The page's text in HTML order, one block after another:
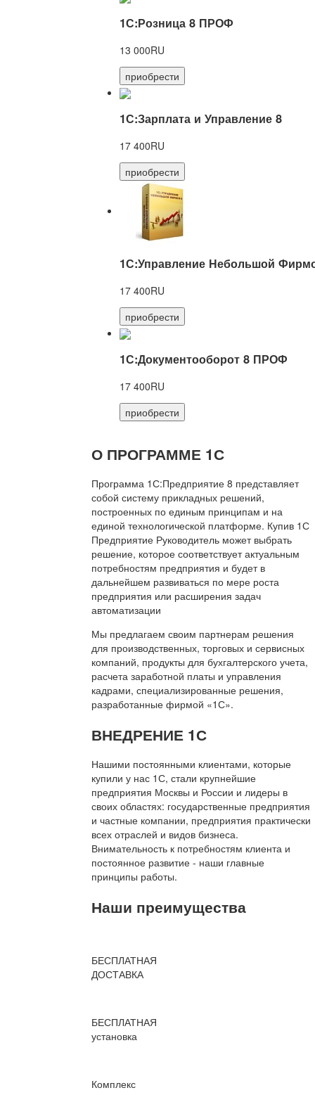
1С:Розница 8 ПРОФ
13 000RU
приобрести
1С:Зарплата и Управление 8
17 400RU
приобрести
1С:Управление Небольшой
17 400RU
приобрести
1С:Документооборот 8 ПРОФ
17 400RU
приобрести
О ПРОГРАММЕ 1С
Программа 1С:Предприятие 8 представляет
собой систему прикладных решений,
построенных по единым принципам и на
единой технологической платформе. Купив 1С
Предприятие Руководитель может выбрать
решение, которое соответствует актуальным
потребностям предприятия и будет в
дальнейшем развиваться по мере роста
предприятия или расширения задач
автоматизации
Мы предлагаем своим партнерам решения
для производственных, торговых и сервисных
компаний, продукты для бухгалтерского учета,
расчета заработной платы и управления
кадрами, специализированные решения,
разработанные фирмой «1С».
ВНЕДРЕНИЕ 1С
Нашими постоянными клиентами, которые
купили у нас 1С, стали крупнейшие
предприятия Москвы и России и лидеры в
своих областях: государственные предприятия
и частные компании, предприятия практически
всех отраслей и видов бизнеса.
Внимательность к потребностям клиента и
постоянное развитие - наши главные
принципы работы.
Наши преимущества
БЕСПЛАТНАЯ
ДОСТАВКА
БЕСПЛАТНАЯ
установка
Комплекс